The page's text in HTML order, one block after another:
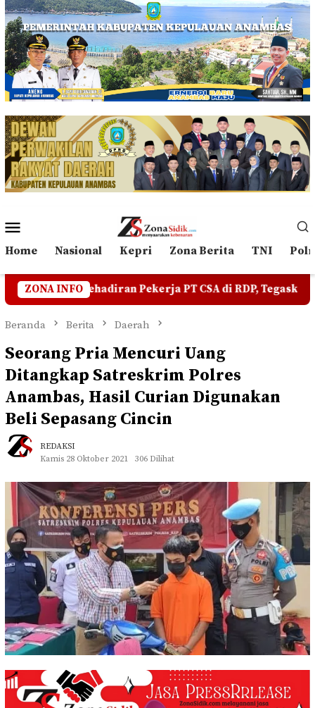
Loncat
ke
konten
Mobile
Home Nasional Kepri Zona Berita TNI
ZONA INFO
Pekerja PT CSA di RDP, Tegaskan Jangan Ada yang
Beranda Berita Daerah
Seorang Pria Mencuri Uang
Ditangkap Satreskrim Polres
Anambas, Hasil Curian Digunakan
Beli Sepasang Cincin
REDAKSI
Kamis 28 Oktober 2021
306 Dilihat